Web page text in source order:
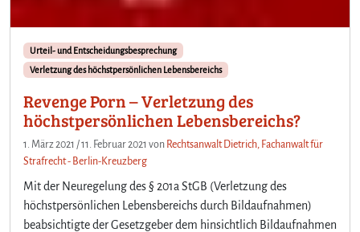
Urteil- und Entscheidungsbesprechung
Verletzung des höchstpersönlichen Lebensbereichs
Revenge Porn – Verletzung des
höchstpersönlichen Lebensbereichs?
1. März 2021 /11. Februar 2021 von Rechtsanwalt Dietrich, Fachanwalt für
Strafrecht - Berlin-Kreuzberg
Mit der Neuregelung des § 201a StGB (Verletzung des
höchstpersönlichen Lebensbereichs durch Bildaufnahmen)
beabsichtigte der Gesetzgeber dem hinsichtlich Bildaufnahmen